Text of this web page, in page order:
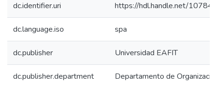
dc.identifier.uri https://hdl.handle.net/
dc.language.iso spa
dc.publisher Universidad EAFIT
dc.publisher.department Departamento de